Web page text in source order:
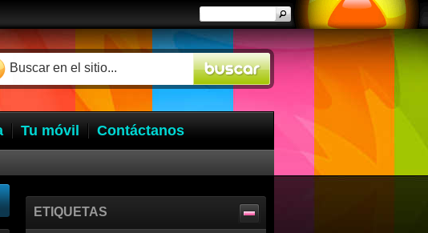
Tu móvil Contáctanos
ETIQUETAS